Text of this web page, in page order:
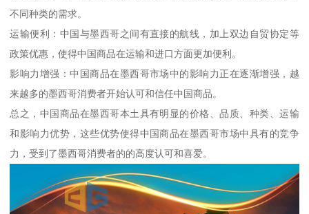
不同种类的需求。
运输便利：中国与墨西哥之间有直接的航线，加上双边自贸协定等
政策优惠，使得中国商品在运输和进口方面更加便利。
影响力增强：中国商品在墨西哥市场中的影响力正在逐渐增强，越
来越多的墨西哥消费者开始认可和信任中国商品。
总之，中国商品在墨西哥本土具有明显的价格、品质、种类、运输
和影响力优势，这些优势使得中国商品在墨西哥市场中具有的竞争
力，受到了墨西哥消费者的的高度认可和喜爱。